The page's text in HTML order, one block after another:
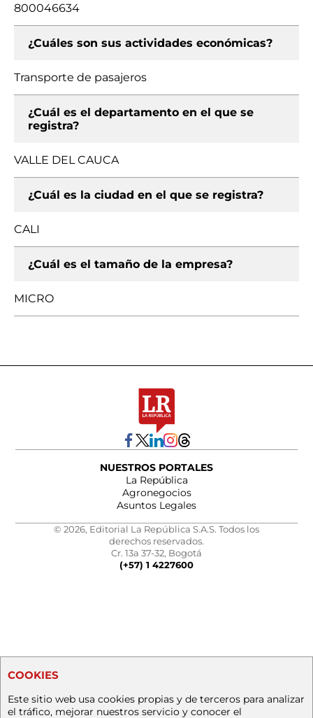
800046634
¿Cuáles son sus actividades económicas?
Transporte de pasajeros
¿Cuál es el departamento en el que se
registra?
VALLE DEL CAUCA
¿Cuál es la ciudad en el que se registra?
CALI
¿Cuál es el tamaño de la empresa?
MICRO
NUESTROS PORTALES
La República
Agronegocios
Asuntos Legales
© 2026, Editorial La República S.A.S. Todos los
derechos reservados.
Cr. 13a 37-32, Bogotá
(+57) 1 4227600
COOKIES
Este sitio web usa cookies propias y de terceros para analizar
el tráfico, mejorar nuestros servicio y conocer el